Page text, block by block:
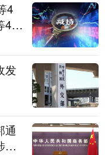
4
4股
发
通
华